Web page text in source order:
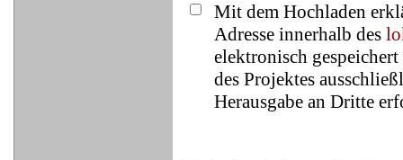
Mit dem Hochladen
Adresse innerhalb des
elektronisch
des Projektes
Herausgabe an Dritte